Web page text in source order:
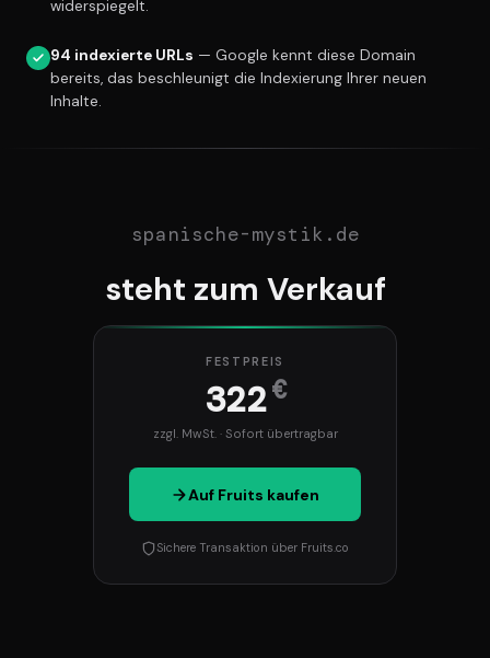
widerspiegelt.
94 indexierte URLs — Google kennt diese Domain
bereits, das beschleunigt die Indexierung Ihrer neuen
Inhalte.
spanische-mystik.de
steht zum Verkauf
FESTPREIS
322€
zzgl. MwSt. · Sofort übertragbar
Auf Fruits kaufen
Sichere Transaktion über Fruits.co